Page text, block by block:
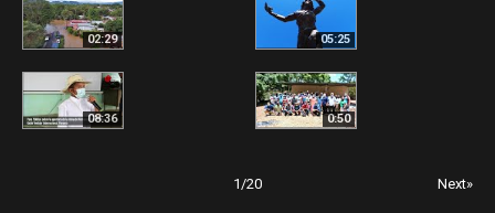
02:29 05:25
08:36 0:50
1 /20 Next»